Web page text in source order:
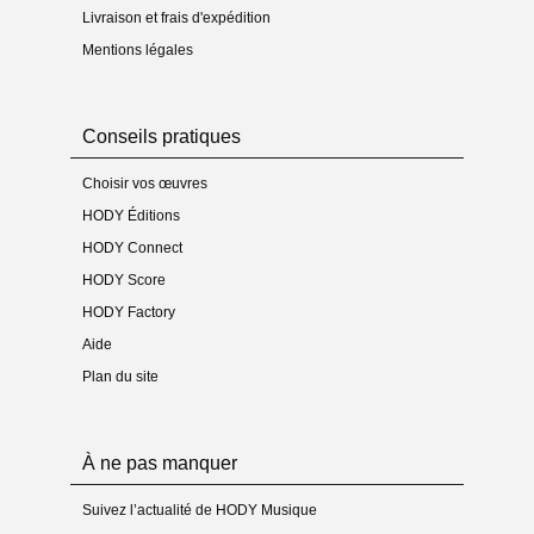
Livraison et frais d'expédition
Mentions légales
Conseils pratiques
Choisir vos œuvres
HODY Éditions
HODY Connect
HODY Score
HODY Factory
Aide
Plan du site
À ne pas manquer
Suivez l’actualité de HODY Musique